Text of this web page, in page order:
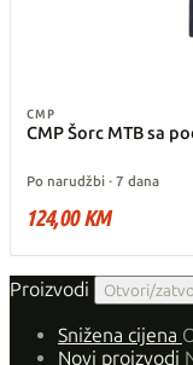
CMP
CMP Šorc MTB sa
Po narudžbi · 7 dana
124,00 KM
Proizvodi Otvori/
Snižena cijena
Novi proizvodi